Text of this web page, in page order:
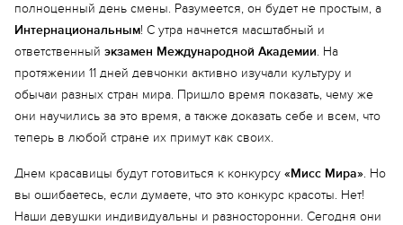
полноценный день смены. Разумеется, он будет не простым, а
Интернациональным! С утра начнется масштабный и
ответственный экзамен Международной Академии. На
протяжении 11 дней девчонки активно изучали культуру и
обычаи разных стран мира. Пришло время показать, чему же
они научились за это время, а также доказать себе и всем, что
теперь в любой стране их примут как своих.
Днем красавицы будут готовиться к конкурсу «Мисс Мира». Но
вы ошибаетесь, если думаете, что это конкурс красоты. Нет!
Наши девушки индивидуальны и разносторонни. Сегодня они